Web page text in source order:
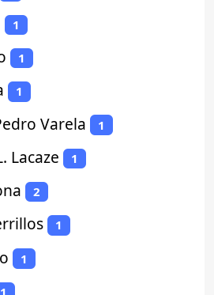
1
1
1
Varela 1
Lacaze 1
2
1
1
1